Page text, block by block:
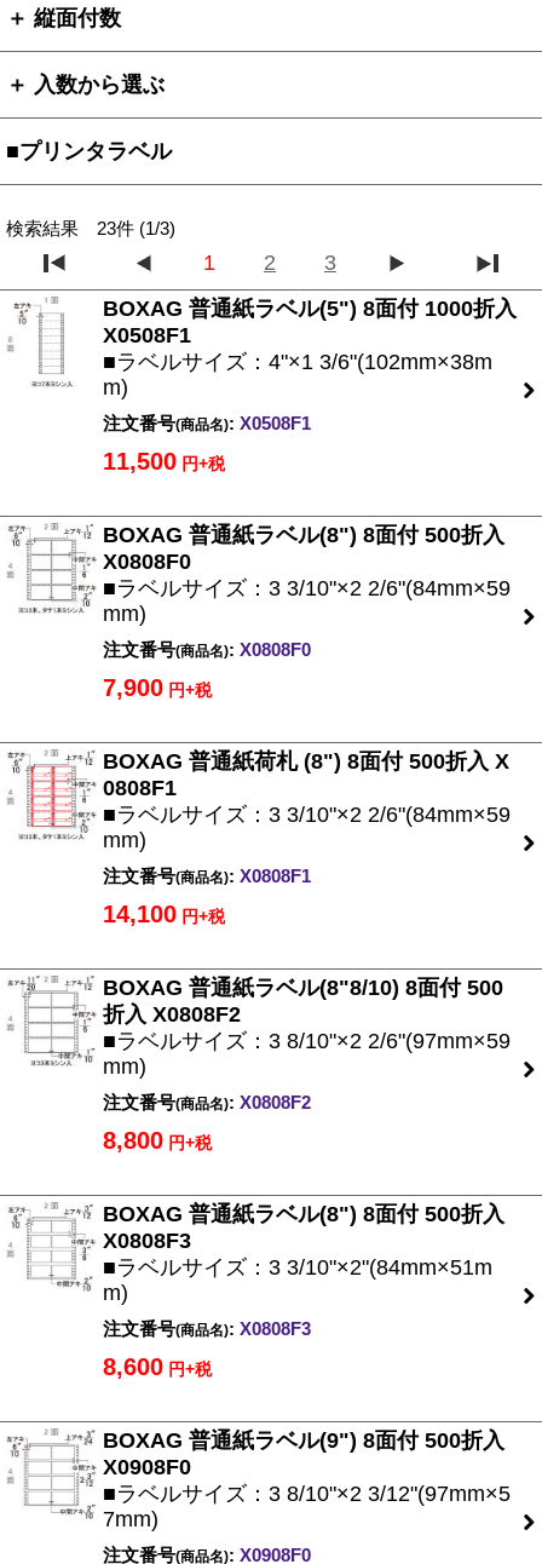
＋ 縦面付数
＋ 入数から選ぶ
■プリンタラベル
検索結果 23件 (1/3)
1 2
3
BOXAG 普通紙ラベル(5") 8面付 1000折入
X0508F1
■ラベルサイズ：4"×1 3/6"(102mm×38m
m)
注文番号(商品名): X0508F1
11,500 円+税
BOXAG 普通紙ラベル(8") 8面付 500折入
X0808F0
■ラベルサイズ：3 3/10"×2 2/6"(84mm×59
mm)
注文番号(商品名): X0808F0
7,900 円+税
BOXAG 普通紙荷札 (8") 8面付 500折入 X
0808F1
■ラベルサイズ：3 3/10"×2 2/6"(84mm×59
mm)
注文番号(商品名): X0808F1
14,100 円+税
BOXAG 普通紙ラベル(8"8/10) 8面付 500
折入 X0808F2
■ラベルサイズ：3 8/10"×2 2/6"(97mm×59
mm)
注文番号(商品名): X0808F2
8,800 円+税
BOXAG 普通紙ラベル(8") 8面付 500折入
X0808F3
■ラベルサイズ：3 3/10"×2"(84mm×51m
m)
注文番号(商品名): X0808F3
8,600 円+税
BOXAG 普通紙ラベル(9") 8面付 500折入
X0908F0
■ラベルサイズ：3 8/10"×2 3/12"(97mm×5
7mm)
注文番号(商品名): X0908F0